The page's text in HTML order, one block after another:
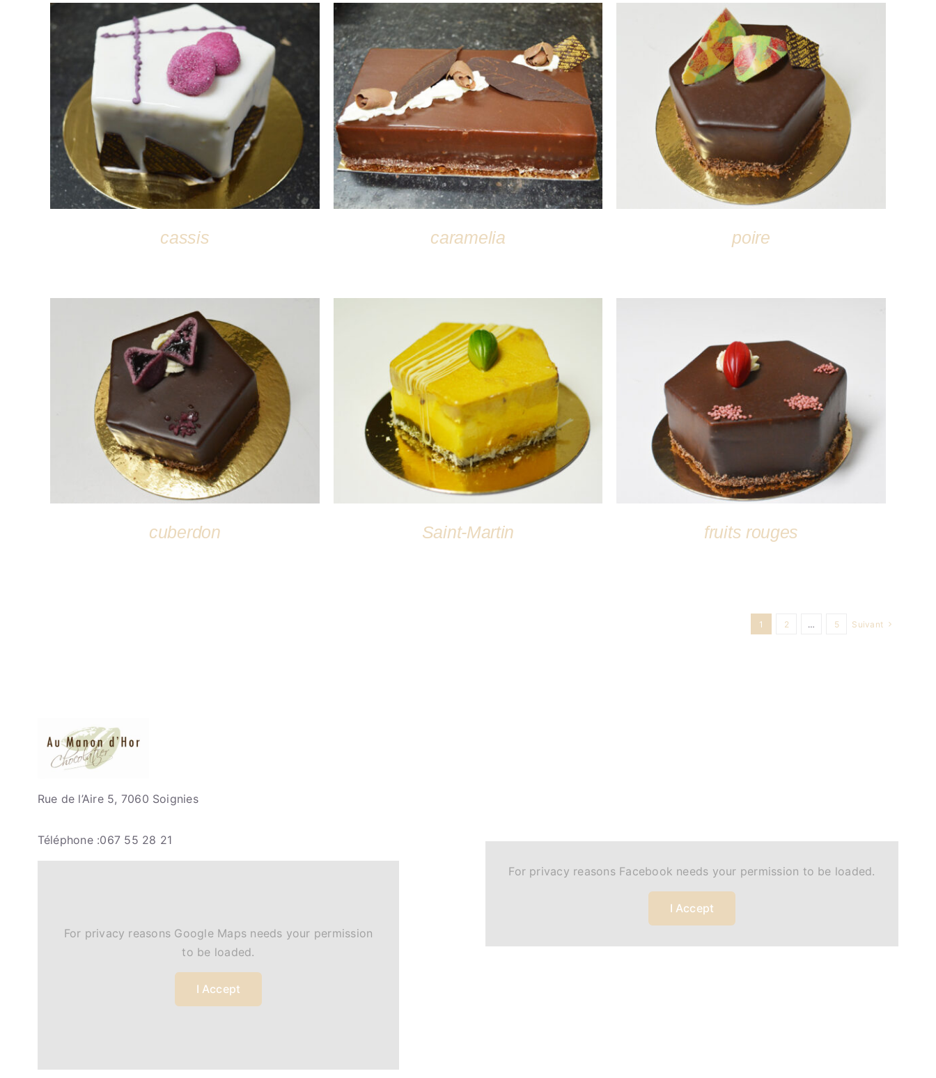
DÉTAILS
cassis
DÉTAILS
caramelia poire
DÉTAILS
cuberdon
DÉTAILS
Saint-Martin
DÉTAILS
fruits rouges
1 2 … 5 Suivant
Rue de l’Aire 5, 7060 Soignies
Téléphone :067 55 28 21
For privacy reasons Google Maps needs your permission
to be loaded.
I Accept
For privacy reasons Facebook needs your permission to be loaded.
I Accept